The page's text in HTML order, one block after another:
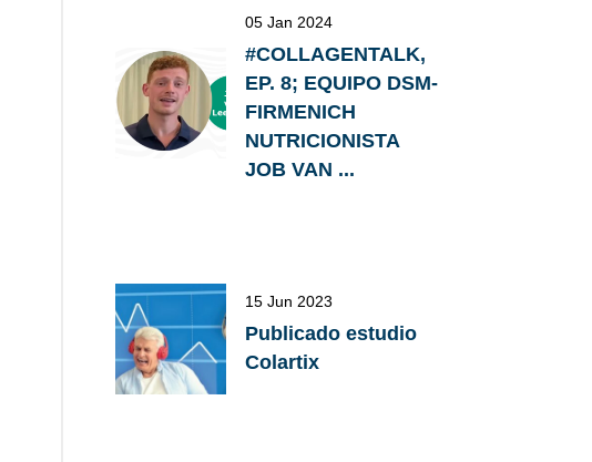
05 Jan 2024
#COLLAGENTALK,
EP. 8; EQUIPO DSM-
FIRMENICH
NUTRICIONISTA
JOB VAN ...
15 Jun 2023
Publicado estudio
Colartix